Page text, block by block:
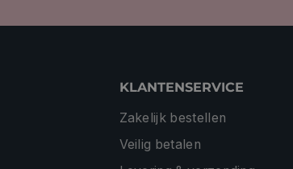
KLANTENSERVICE
Zakelijk bestellen
Veilig betalen